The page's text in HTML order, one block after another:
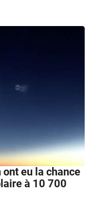
ont eu la chance
à 10 700